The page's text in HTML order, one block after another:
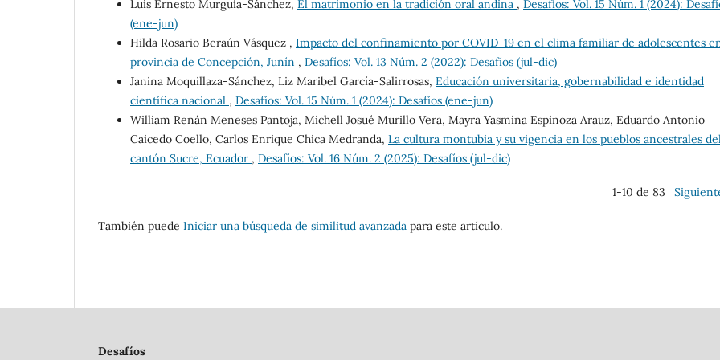
Luis Ernesto Murguía-Sánchez, El matrimonio en la tradición oral andina , Desafíos: Vol. 15 Núm. 1 (2024):
(ene-jun)
Hilda Rosario Beraún Vásquez , Impacto del confinamiento por COVID-19 en el clima familiar de adolescentes
provincia de Concepción, Junín , Desafíos: Vol. 13 Núm. 2 (2022): Desafíos (jul-dic)
Janina Moquillaza-Sánchez, Liz Maribel García-Salirrosas, Educación universitaria, gobernabilidad e identidad
científica nacional , Desafíos: Vol. 15 Núm. 1 (2024): Desafíos (ene-jun)
William Renán Meneses Pantoja, Michell Josué Murillo Vera, Mayra Yasmina Espinoza Arauz, Eduardo Antonio
Caicedo Coello, Carlos Enrique Chica Medranda, La cultura montubia y su vigencia en los pueblos ancestrales
cantón Sucre, Ecuador , Desafíos: Vol. 16 Núm. 2 (2025): Desafíos (jul-dic)
1-10 de 83
También puede Iniciar una búsqueda de similitud avanzada para este artículo.
Desafíos